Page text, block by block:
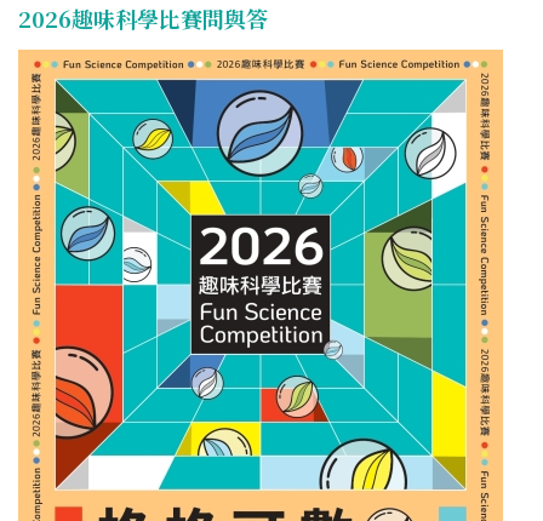
2026趣味科學比賽問與答